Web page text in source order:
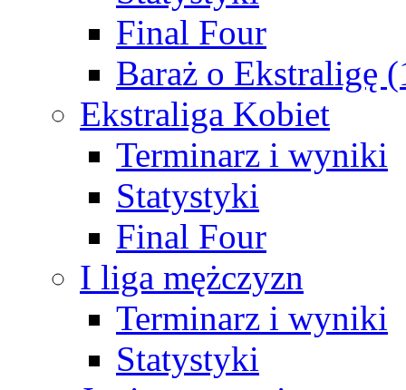
Final Four
Baraż o Ekstraligę
Ekstraliga Kobiet
Terminarz i wyniki
Statystyki
Final Four
I liga mężczyzn
Terminarz i wyniki
Statystyki